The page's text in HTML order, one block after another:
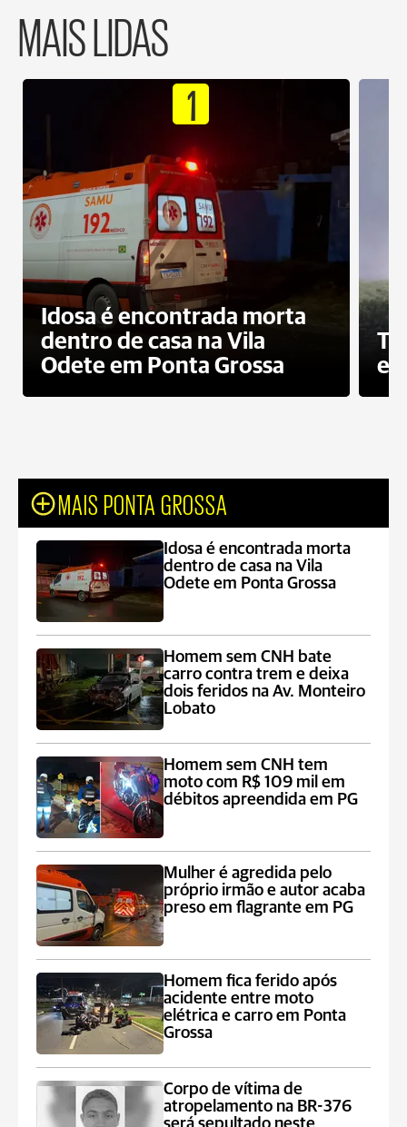
MAIS LIDAS
1
Idosa é encontrada morta
dentro de casa na Vila
Odete em Ponta Grossa
e
MAIS PONTA GROSSA
Idosa é encontrada morta
dentro de casa na Vila
Odete em Ponta Grossa
Homem sem CNH bate
carro contra trem e deixa
dois feridos na Av. Monteiro
Lobato
Homem sem CNH tem
moto com R$ 109 mil em
débitos apreendida em PG
Mulher é agredida pelo
próprio irmão e autor acaba
preso em flagrante em PG
Homem fica ferido após
acidente entre moto
elétrica e carro em Ponta
Grossa
Corpo de vítima de
atropelamento na BR-376